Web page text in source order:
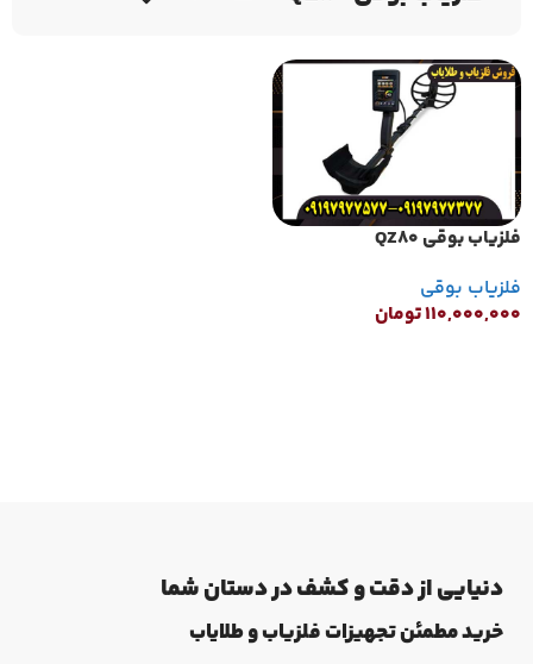
فلزیاب بوقی QZ80
فلزیاب بوقی
۱۱۰,۰۰۰,۰۰۰تومان
دنیایی از دقت و کشف در دستان شما
خرید مطمئن تجهیزات فلزیاب و طلایاب